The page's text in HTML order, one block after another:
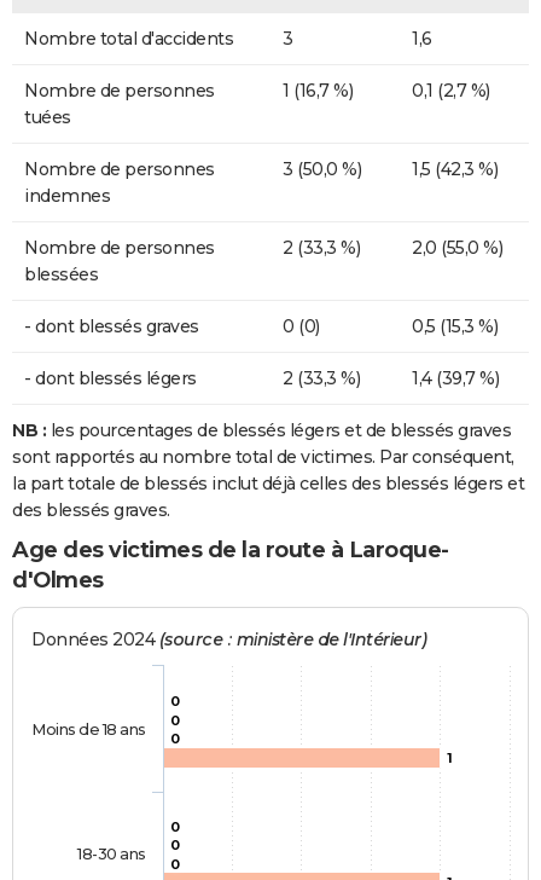
Nombre total d'accidents 3 1,6
Nombre de personnes
tuées
1 (16,7 %) 0,1 (2,7 %)
Nombre de personnes
indemnes
3 (50,0 %) 1,5 (42,3 %)
Nombre de personnes
blessées
2 (33,3 %) 2,0 (55,0 %)
- dont blessés graves 0 (0) 0,5 (15,3 %)
- dont blessés légers 2 (33,3 %) 1,4 (39,7 %)
NB : les pourcentages de blessés légers et de blessés graves
sont rapportés au nombre total de victimes. Par conséquent,
la part totale de blessés inclut déjà celles des blessés légers et
des blessés graves.
Age des victimes de la route à Laroque-
d'Olmes
Données 2024 (source : ministère de l'Intérieur)
0
0
0
0
0
0
1
Moins de 18 ans
18-30 ans